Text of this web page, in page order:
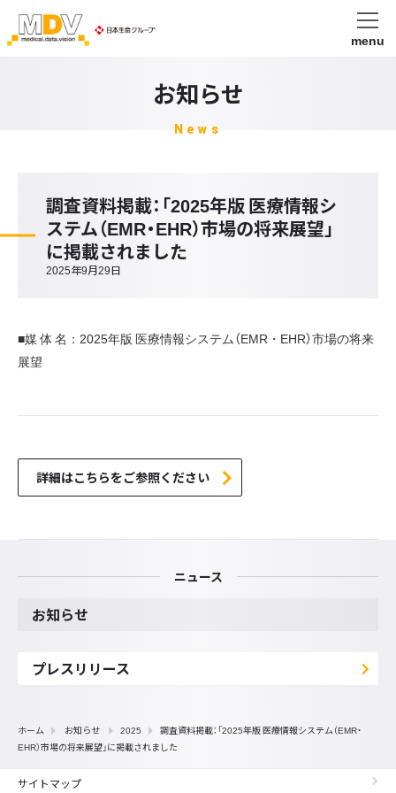
menu
お知らせ
News
調査資料掲載：「2025年版 医療情報シ
ステム（EMR・EHR）市場の将来展望」
に掲載されました
2025年9月29日
■媒 体 名：2025年版 医療情報システム（EMR・EHR）市場の将来
展望
詳細はこちらをご参照ください
ニュース
お知らせ
プレスリリース
ホーム お知らせ 2025
調査資料掲載：「2025年版 医療情報システム（EMR・
EHR）市場の将来展望」に掲載されました
サイトマップ